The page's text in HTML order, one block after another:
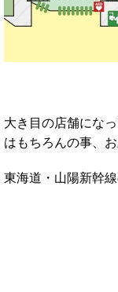
大き目の店舗にな
はもちろんの事、
東海道・山陽新幹